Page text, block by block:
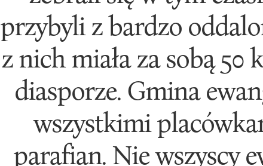
przybyli z bardzo
z nich miała za sobą 50
diasporze. Gmina
wszystkimi
parafian. Nie wszyscy